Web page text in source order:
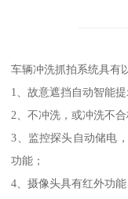
车辆冲洗抓拍系统具有
1、故意遮挡自动智能提
2、不冲洗，或冲洗不合
3、监控探头自动储电
功能；
4、摄像头具有红外功